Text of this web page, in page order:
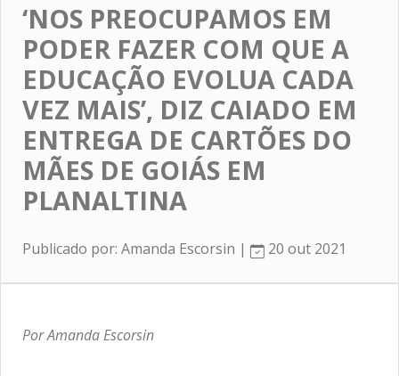
‘NOS PREOCUPAMOS EM
PODER FAZER COM QUE A
EDUCAÇÃO EVOLUA CADA
VEZ MAIS’, DIZ CAIADO EM
ENTREGA DE CARTÕES DO
MÃES DE GOIÁS EM
PLANALTINA
Publicado por: Amanda Escorsin | 20 out 2021
Por Amanda Escorsin